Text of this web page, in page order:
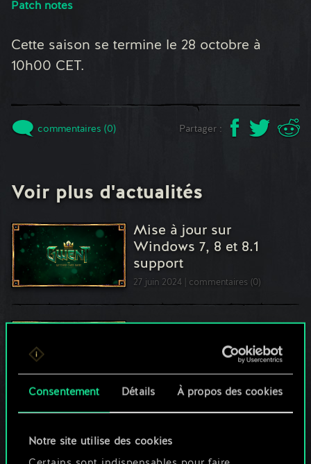
Consentement Détails À propos des cookies
Notre site utilise des cookies
Patch notes
Cette saison se termine le 28 octobre à
10h00 CET.
commentaires (0) Partager :
Voir plus d'actualités
Mise à jour sur
Windows 7, 8 et 8.1
support
27 juin 2024 commentaires (0)
Le dernier tournoi des
GWENT World Masters
aura lieu ce week-end !
commencé
18 octobre 2023 commentaires (0)